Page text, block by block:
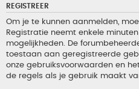
REGISTREER
Om je te kunnen aanmelden,
Registratie neemt enkele
mogelijkheden. De
toestaan aan geregistreerde
onze gebruiksvoorwaarden en
de regels als je gebruik maakt